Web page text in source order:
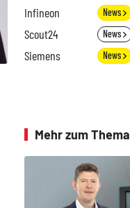
Infineon News
Scout24 News
Siemens News
Mehr zum Thema